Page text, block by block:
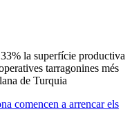
la superfície productiva
tarragonines més
de Turquia
comencen a arrencar els